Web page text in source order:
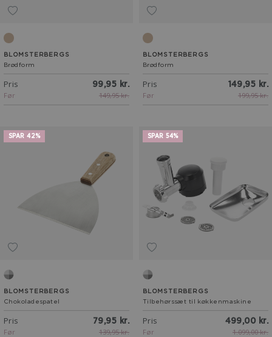
Latte
BLOMSTERBERGS
Brødform
Pris
99,95 kr.
Før
149,95 kr.
Latte
BLOMSTERBERGS
Brødform
Pris
149,95 kr.
Før
199,95 kr.
SPAR 42%
Standard
BLOMSTERBERGS
Chokoladespatel
Pris
79,95 kr.
Før
139,95 kr.
SPAR 54%
Standard
BLOMSTERBERGS
Tilbehørssæt til køkkenmaskine
Pris
499,00 kr.
Før
1.099,00 kr.